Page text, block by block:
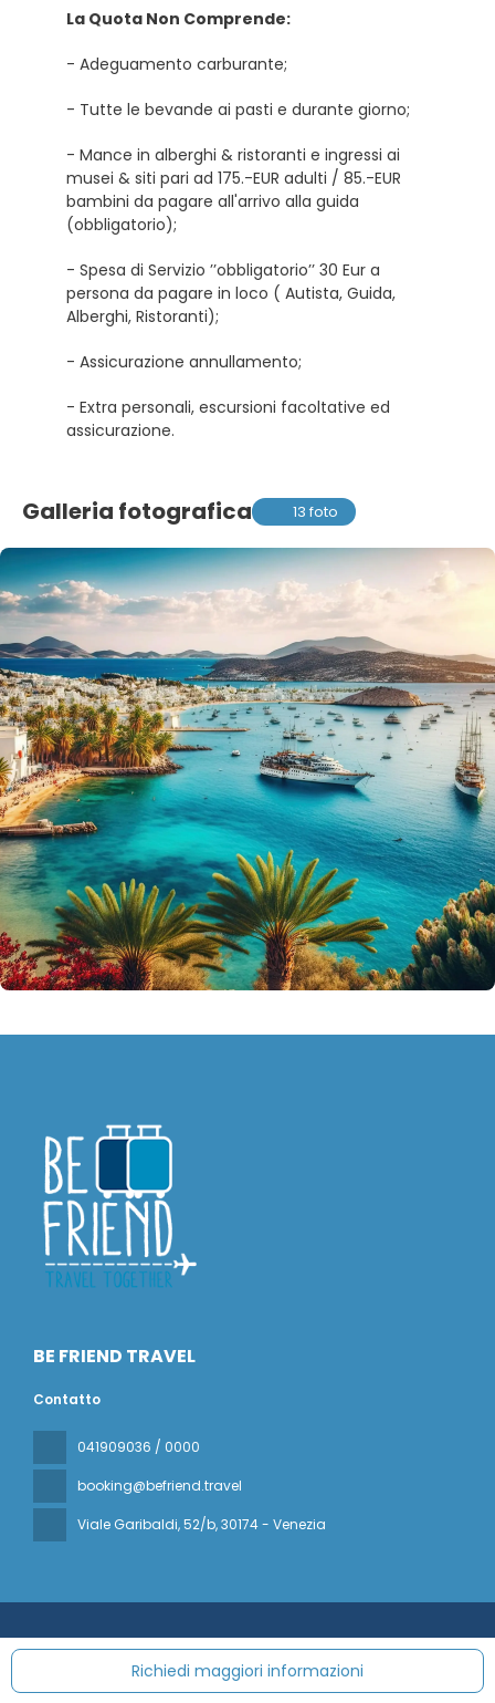
Richiedi maggiori informazioni
La Quota Non Comprende:
- Adeguamento carburante;
- Tutte le bevande ai pasti e durante giorno;
- Mance in alberghi & ristoranti e ingressi ai
musei & siti pari ad 175.-EUR adulti / 85.-EUR
bambini da pagare all'arrivo alla guida
(obbligatorio);
- Spesa di Servizio ’’obbligatorio’’ 30 Eur a
persona da pagare in loco ( Autista, Guida,
Alberghi, Ristoranti);
- Assicurazione annullamento;
- Extra personali, escursioni facoltative ed
assicurazione.
Galleria fotografica 13 foto
BE FRIEND TRAVEL
Contatto
041909036 / 0000
booking@befriend.travel
Viale Garibaldi, 52/b, 30174 - Venezia
Tutti i diritti riservati BE FRIEND TRAVEL © 2026
Politica sulla